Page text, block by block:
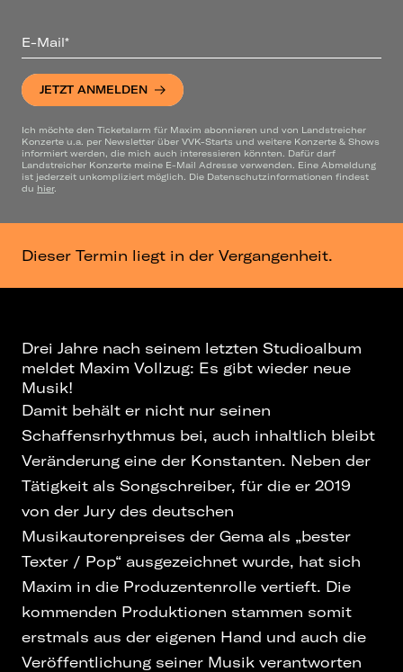
E-Mail*
JETZT ANMELDEN
Ich möchte den Ticketalarm für Maxim abonnieren und von Landstreicher
Konzerte u.a. per Newsletter über VVK-Starts und weitere Konzerte & Shows
informiert werden, die mich auch interessieren könnten. Dafür darf
Landstreicher Konzerte meine E-Mail Adresse verwenden. Eine Abmeldung
ist jederzeit unkompliziert möglich. Die Datenschutzinformationen findest
du hier.
Dieser Termin liegt in der Vergangenheit.
Drei Jahre nach seinem letzten Studioalbum
meldet Maxim Vollzug: Es gibt wieder neue
Musik!
Damit behält er nicht nur seinen
Schaffensrhythmus bei, auch inhaltlich bleibt
Veränderung eine der Konstanten. Neben der
Tätigkeit als Songschreiber, für die er 2019
von der Jury des deutschen
Musikautorenpreises der Gema als „bester
Texter / Pop“ ausgezeichnet wurde, hat sich
Maxim in die Produzentenrolle vertieft. Die
kommenden Produktionen stammen somit
erstmals aus der eigenen Hand und auch die
Veröffentlichung seiner Musik verantworten